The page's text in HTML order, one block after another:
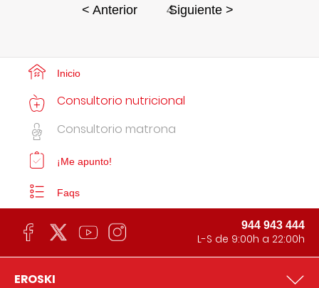
< Anterior 4
Siguiente >
Inicio
Consultorio nutricional
Consultorio matrona
¡Me apunto!
Faqs
944 943 444
L-S de 9:00h a 22:00h
EROSKI